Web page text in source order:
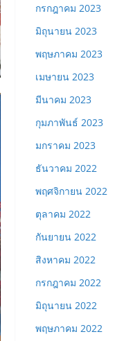
กรกฎาคม 2023
มิถุนายน 2023
พฤษภาคม 2023
เมษายน 2023
มีนาคม 2023
กุมภาพันธ์ 2023
มกราคม 2023
ธันวาคม 2022
พฤศจิกายน 2022
ตุลาคม 2022
กันยายน 2022
สิงหาคม 2022
กรกฎาคม 2022
มิถุนายน 2022
พฤษภาคม 2022